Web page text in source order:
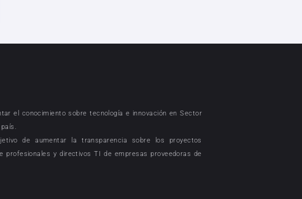
el conocimiento sobre tecnología e innovación en Sector
de aumentar la transparencia sobre los proyectos
profesionales y directivos TI de empresas proveedoras de